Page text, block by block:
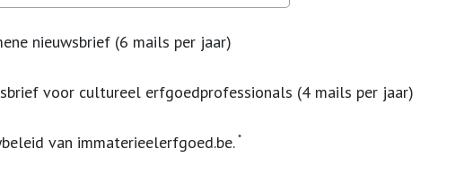
nieuwsbrief (6 mails per jaar)
voor cultureel erfgoedprofessionals (4 mails per jaar)
van immaterieelerfgoed.be.